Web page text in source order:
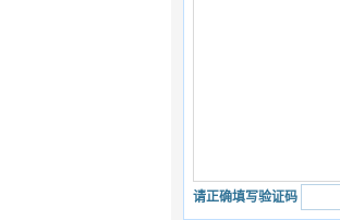
请正确填写验证码